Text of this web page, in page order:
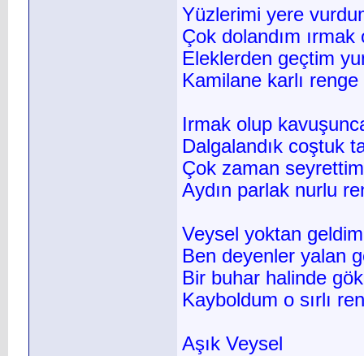
Yüzlerimi yere
Çok dolandım
Eleklerden geçtim
Kamilane karlı
Irmak olup
Dalgalandık coştuk
Çok zaman seyrettim
Aydın parlak nurlu
Veysel yoktan
Ben deyenler yalan
Bir buhar halinde
Kayboldum o sırlı
Aşık Veysel